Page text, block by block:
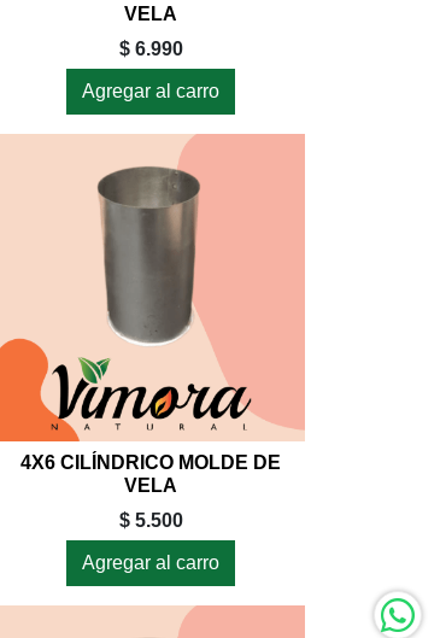
VELA
$ 6.990
Agregar al carro
4X6 CILÍNDRICO MOLDE DE
VELA
$ 5.500
Agregar al carro